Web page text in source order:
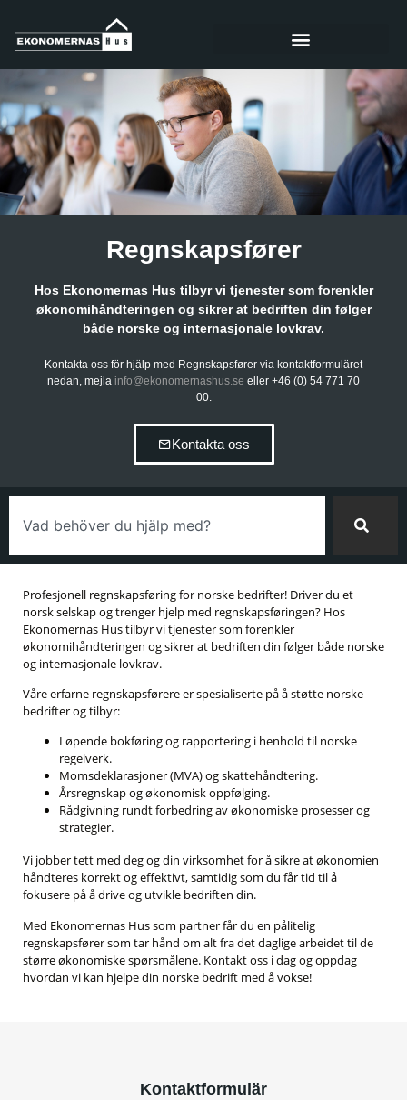
Regnskapsfører
Hos Ekonomernas Hus tilbyr vi tjenester som forenkler
økonomihåndteringen og sikrer at bedriften din følger
både norske og internasjonale lovkrav.
Kontakta oss för hjälp med Regnskapsfører via kontaktformuläret
nedan, mejla info@ekonomernashus.se eller +46 (0) 54 771 70
00.
Kontakta oss
Profesjonell regnskapsføring for norske bedrifter! Driver du et
norsk selskap og trenger hjelp med regnskapsføringen? Hos
Ekonomernas Hus tilbyr vi tjenester som forenkler
økonomihåndteringen og sikrer at bedriften din følger både norske
og internasjonale lovkrav.
Våre erfarne regnskapsførere er spesialiserte på å støtte norske
bedrifter og tilbyr:
Løpende bokføring og rapportering i henhold til norske
regelverk.
Momsdeklarasjoner (MVA) og skattehåndtering.
Årsregnskap og økonomisk oppfølging.
Rådgivning rundt forbedring av økonomiske prosesser og
strategier.
Vi jobber tett med deg og din virksomhet for å sikre at økonomien
håndteres korrekt og effektivt, samtidig som du får tid til å
fokusere på å drive og utvikle bedriften din.
Med Ekonomernas Hus som partner får du en pålitelig
regnskapsfører som tar hånd om alt fra det daglige arbeidet til de
større økonomiske spørsmålene. Kontakt oss i dag og oppdag
hvordan vi kan hjelpe din norske bedrift med å vokse!
Kontaktformulär